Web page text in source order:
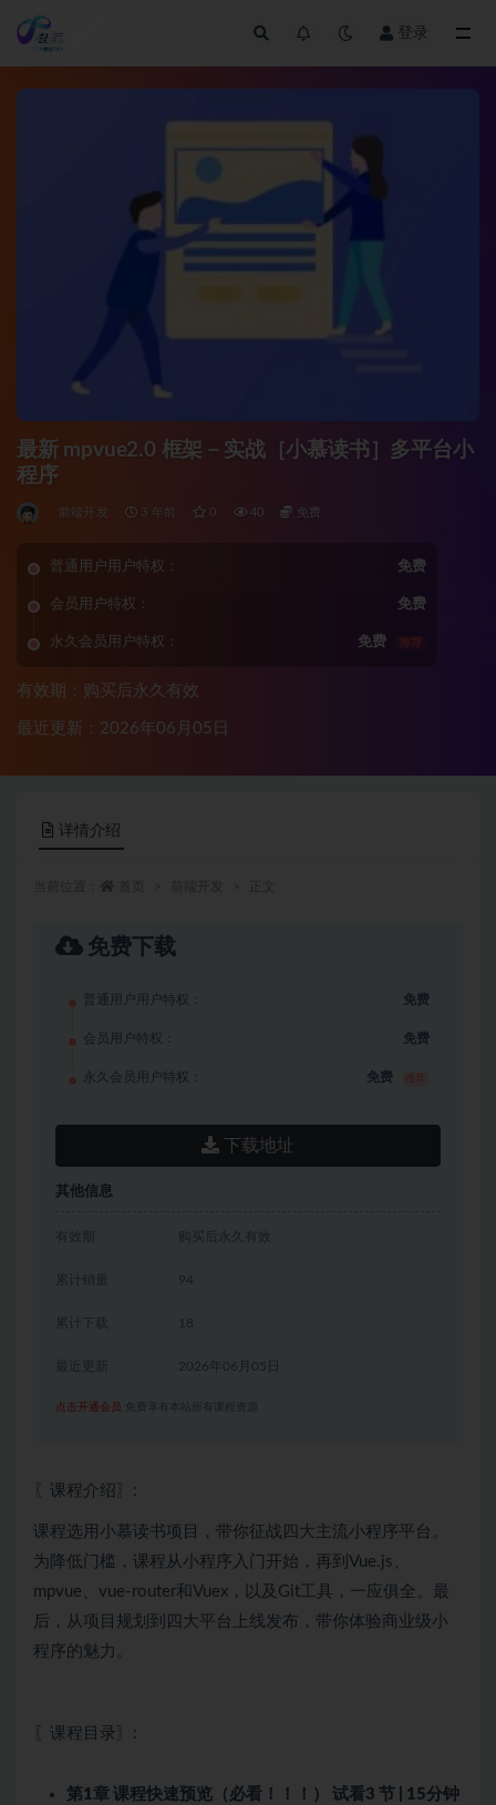
登录
最新 mpvue2.0 框架－实战［小慕读书］多平台小
程序
前端开发 3 年前 0 40 免费
普通用户用户特权： 免费
会员用户特权： 免费
永久会员用户特权： 免费 推荐
有效期：购买后永久有效
最近更新：2026年06月05日
详情介绍
免费下载
普通用户用户特权： 免费
会员用户特权： 免费
永久会员用户特权： 免费
下载地址
其他信息
有效期 购买后永久有效
累计销量 94
累计下载 18
2026年06月05日
点击开通会员 免费享有本站所有课程资源
〖课程介绍〗:
课程选用小慕读书项目，带你征战四大主流小程序平台。
为降低门槛，课程从小程序入门开始，再到Vue.js、
mpvue、vue-router和Vuex，以及Git工具，一应俱全。最
后，从项目规划到四大平台上线发布，带你体验商业级小
程序的魅力。
〖课程目录〗:
第1章 课程快速预览（必看！！！） 试看3 节 | 15分钟